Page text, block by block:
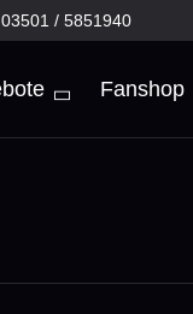
03501 / 5851940
Fanshop